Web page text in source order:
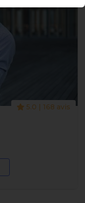
5.0 | 168 avis